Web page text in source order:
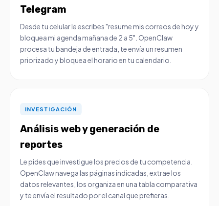
Telegram
Desde tu celular le escribes "resume mis correos de hoy y
bloquea mi agenda mañana de 2 a 5". OpenClaw
procesa tu bandeja de entrada, te envía un resumen
priorizado y bloquea el horario en tu calendario.
INVESTIGACIÓN
Análisis web y generación de
reportes
Le pides que investigue los precios de tu competencia.
OpenClaw navega las páginas indicadas, extrae los
datos relevantes, los organiza en una tabla comparativa
y te envía el resultado por el canal que prefieras.